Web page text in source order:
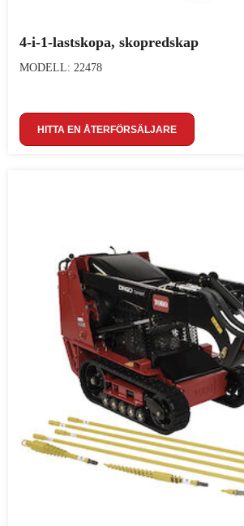
4-i-1-lastskopa, skopredskap
MODELL: 22478
HITTA EN ÅTERFÖRSÄLJARE